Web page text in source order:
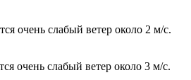
очень слабый ветер около 2 м/с.
очень слабый ветер около 3 м/с.